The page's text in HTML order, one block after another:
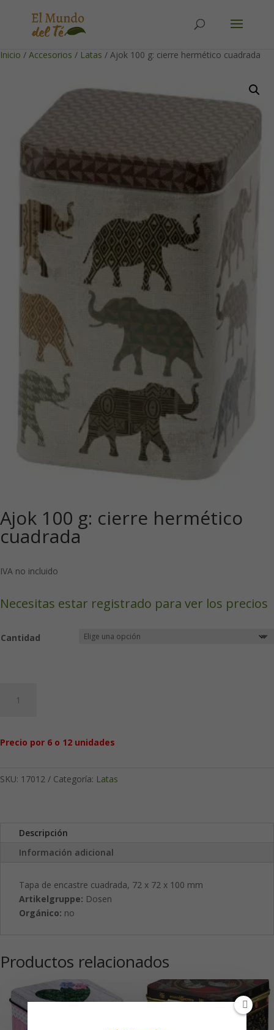
Inicio / Accesorios / Latas / Ajok 100 g: cierre hermético cuadrada
Ajok 100 g: cierre hermético
cuadrada
IVA no incluido
Necesitas estar registrado para ver los precios
Cantidad
hermético
cantidad
Precio por 6 o 12 unidades
SKU: 17012 Categoría: Latas
Descripción
Información adicional
Tapa de encastre cuadrada, 72 x 72 x 100 mm
Artikelgruppe: Dosen
Orgánico: no
Productos relacionados